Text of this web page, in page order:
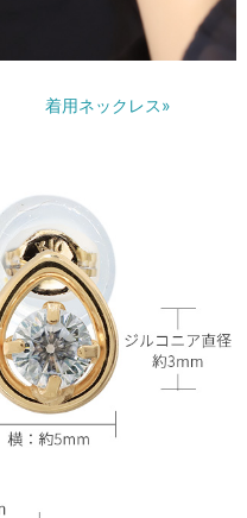
着用ネックレス»